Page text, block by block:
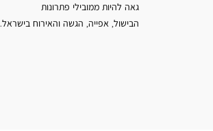
גאה להיות ממובילי פתרונות
הבישול, אפייה, הגשה והאירוח בישראל.